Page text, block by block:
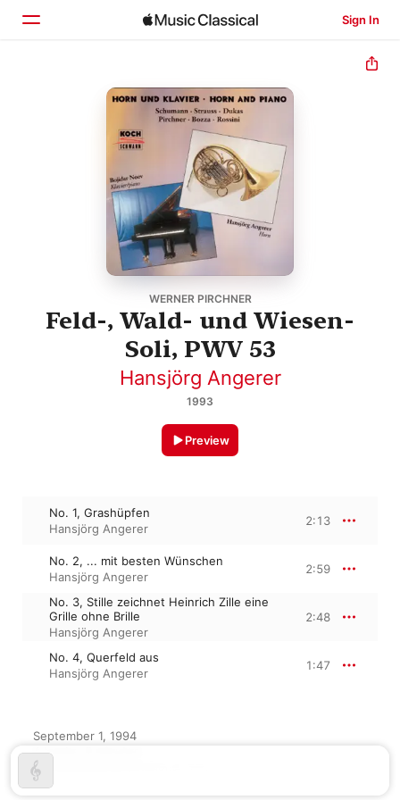
Sign In
WERNER PIRCHNER
Feld-, Wald- und Wiesen-
Soli, PWV 53
Hansjörg Angerer
1993
Preview
No. 1, Grashüpfen
Hansjörg Angerer
2:13
No. 2, ... mit besten Wünschen
Hansjörg Angerer
2:59
No. 3, Stille zeichnet Heinrich Zille eine
Grille ohne Brille
Hansjörg Angerer
2:48
No. 4, Querfeld aus
Hansjörg Angerer
1:47
September 1, 1994
4 tracks, 9 minutes
℗ 1993 KOCH International GmbH